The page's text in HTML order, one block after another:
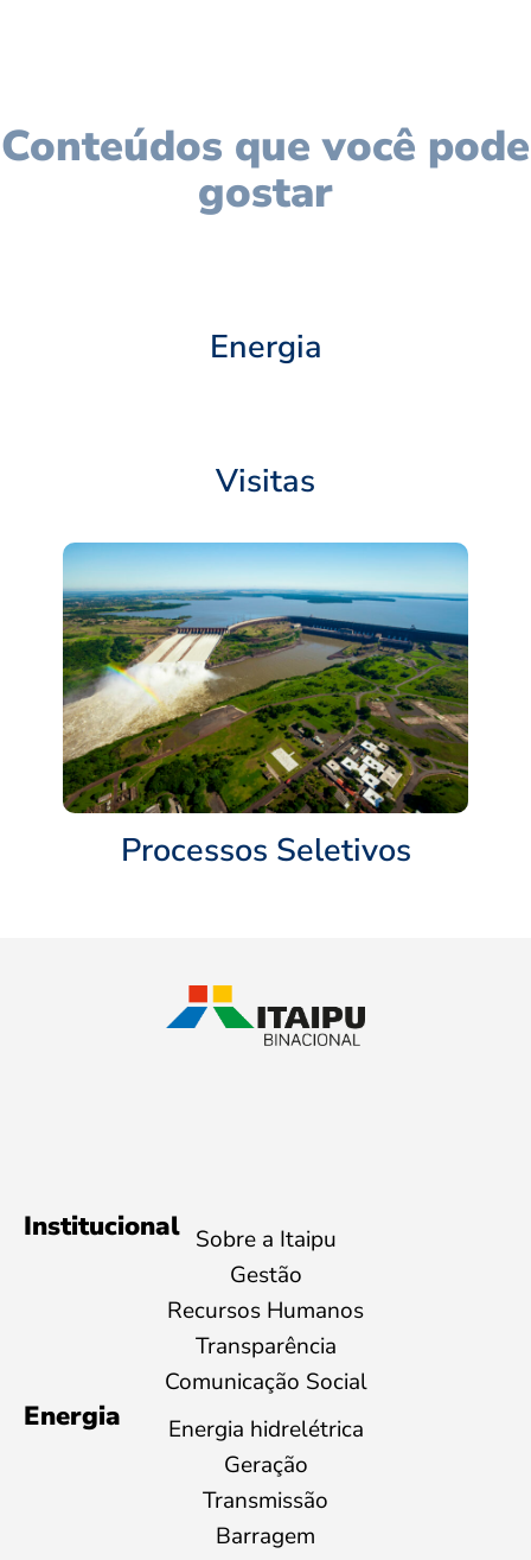
Conteúdos que você pode
gostar
Energia
Visitas
Processos Seletivos
Institucional Sobre a Itaipu
Gestão
Recursos Humanos
Transparência
Comunicação Social
Energia
Energia hidrelétrica
Geração
Transmissão
Barragem